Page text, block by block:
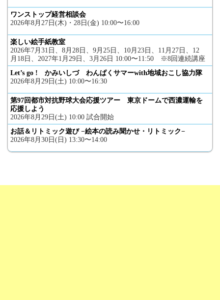
ワンストップ経営相談会
2026年8月27日(木)・28日(金) 10:00〜16:00
楽しい絵手紙教室
2026年7月31日、8月28日、9月25日、10月23日、11月27日、12
月18日、2027年1月29日、3月26日 10:00〜11:50 ※8回連続講座
Let’s go ! かみいしづ わんぱくサマーwith地域おこし協力隊
2026年8月29日(土) 10:00〜16:30
第97回都市対抗野球大会応援ツアー 東京ドームで西濃運輸を
応援しよう
2026年8月29日(土) 10:00 試合開始
お話＆リトミック遊び −絵本の読み聞かせ・リトミック−
2026年8月30日(日) 13:30〜14:00